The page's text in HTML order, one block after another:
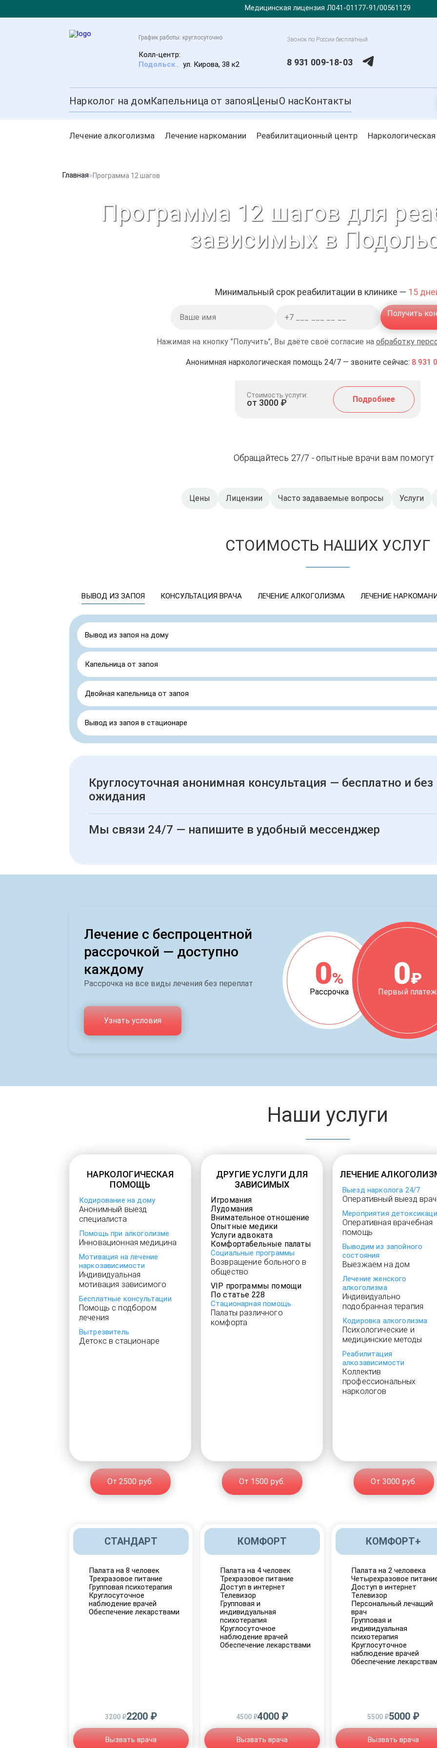
Медицинская лицензия Л041-01177-91/00561129
График работы: круглосуточно
Колл-центр:
Подольск, ул. Кирова, 38 к2
Звонок по России бесплатный
8 931 009-18-03
Нарколог на домКапельница от запояЦеныО насКонтакты
Лечение алкоголизма Лечение наркомании Реабилитационный центр
Главная Программа 12 шагов
Программа 12 шагов для
зависимых в
Минимальный срок реабилитации в клинике — 15
Получить
Нажимая на кнопку ”Получить”, Вы даёте своё согласие на обработку
Анонимная наркологическая помощь 24/7 — звоните сейчас: 8 931
Стоимость услуги:
от 3000 ₽ Подробнее
Обращайтесь 27/7 - опытные врачи вам помогут
Цены Лицензии Часто задаваемые вопросы Услуги
СТОИМОСТЬ НАШИХ УСЛУГ
ВЫВОД ИЗ ЗАПОЯ КОНСУЛЬТАЦИЯ ВРАЧА ЛЕЧЕНИЕ АЛКОГОЛИЗМА ЛЕЧЕНИЕ
Вывод из запоя на дому
Капельница от запоя
Двойная капельница от запоя
Вывод из запоя в стационаре
Круглосуточная анонимная консультация — бесплатно и без
ожидания
Мы связи 24/7 — напишите в удобный мессенджер
Лечение с беспроцентной
рассрочкой — доступно
каждому
Рассрочка на все виды лечения без переплат 0%
Рассрочка
0₽
Первый платеж
Узнать условия
Наши услуги
НАРКОЛОГИЧЕСКАЯ
ПОМОЩЬ
Кодирование на дому
Анонимный выезд
специалиста
Помощь при алкоголизме
Инновационная медицина
Мотивация на лечение
наркозависимости
Индивидуальная
мотивация зависимого
Бесплатные консультации
Помощь с подбором
лечения
Вытрезвитель
Детокс в стационаре
От 2500 руб.
ДРУГИЕ УСЛУГИ ДЛЯ
ЗАВИСИМЫХ
Игромания
Лудомания
Внимательное отношение
Опытные медики
Услуги адвоката
Комфортабельные палаты
Социальные программы
Возвращение больного в
общество
VIP программы помощи
По статье 228
Стационарная помощь
Палаты различного
комфорта
От 1500 руб.
ЛЕЧЕНИЕ
Выезд нарколога 24/7
Оперативный выезд
Мероприятия
Оперативная врачебная
помощь
Выводим из запойного
состояния
Выезжаем на дом
Лечение женского
алкоголизма
Индивидуально
подобранная терапия
Кодировка алкоголизма
Психологические и
медицинские методы
Реабилитация
алкозависимости
Коллектив
профессиональных
наркологов
От 3000 руб.
СТАНДАРТ
Палата на 8 человек
Трехразовое питание
Групповая психотерапия
Круглосуточное
наблюдение врачей
Обеспечение лекарствами
3200 ₽2200 ₽
Вызвать врача
КОМФОРТ
Палата на 4 человек
Трехразовое питание
Доступ в интернет
Телевизор
Групповая и
индивидуальная
психотерапия
Круглосуточное
наблюдение врачей
Обеспечение лекарствами
4500 ₽4000 ₽
Вызвать врача
КОМФОРТ+
Палата на 2 человека
Четырехразовое
Доступ в интернет
Телевизор
Персональный лечащий
врач
Групповая и
индивидуальная
психотерапия
Круглосуточное
наблюдение врачей
Обеспечение
5500 ₽5000 ₽
Вызвать врача